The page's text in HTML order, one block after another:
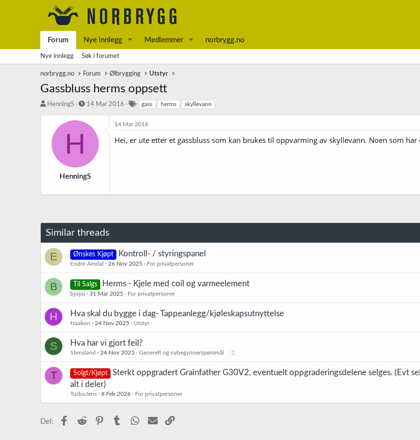
Forum Nye innlegg Medlemmer norbrygg.no
Nye innlegg Søk i forumet
norbrygg.no Forum Ølbrygging Utstyr
Gassbluss herms oppsett
THenningS
S
t
o
14 Mar 2016
i
k
gass herms skyllevann
H
HenningS
14 Mar 2016
Hei, er ute etter et gassbluss som kan brukes til oppvarming av skyllevann. Noen som
Similar threads
E Ønskes Kjøpt Kontroll- / styringspanel
Endre Amdal 26 Nov 2025 For privatpersoner
B Til Salgs Herms - Kjele med coil og varmeelement
bjojoi 31 Mar 2025 For privatpersoner
H Hva skal du bygge i dag- Tappeanlegg/kjøleskapsutnyttelse
Haakon 24 Nov 2025 Utstyr
S Hva har vi gjort feil?
Stensland 24 Nov 2025 Generelt og nybegynnerspørsmål 2
T Solgt/Kjøpt
Sterkt oppgradert Grainfather G30V2, eventuelt oppgraderingsdelene selges. (Evt
alt i deler)
TurboJens 8 Feb 2026 For privatpersoner
Del: Facebook
Reddit PinterestTumblr WhatsApp
E-post